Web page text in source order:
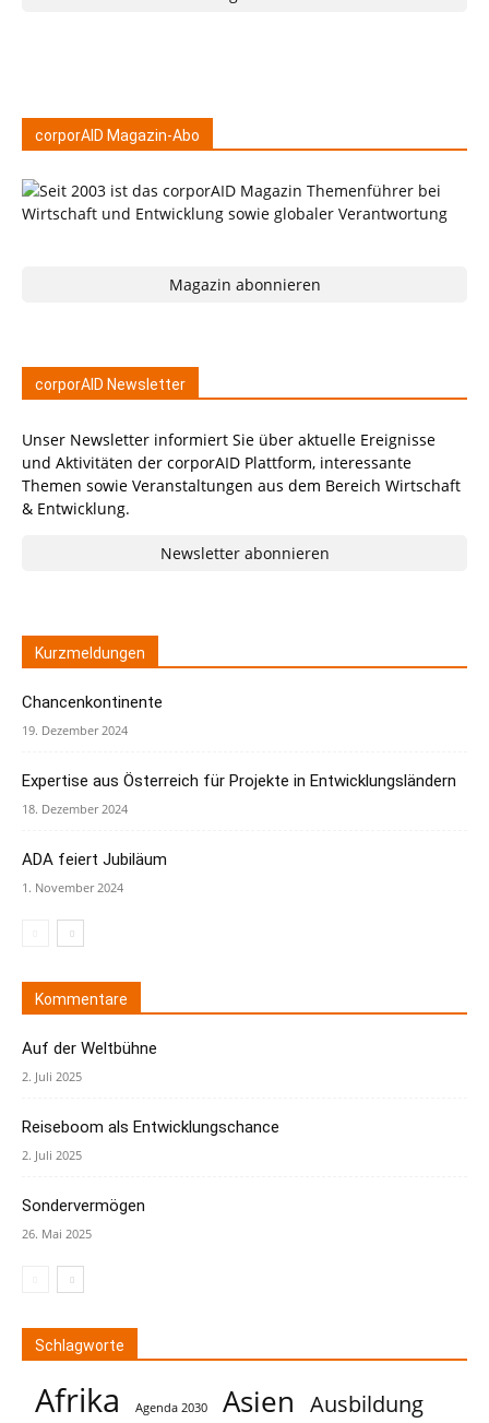
corporAID Magazin-Abo
Magazin abonnieren
corporAID Newsletter
Unser Newsletter informiert Sie über aktuelle Ereignisse
und Aktivitäten der corporAID Plattform, interessante
Themen sowie Veranstaltungen aus dem Bereich Wirtschaft
& Entwicklung.
Newsletter abonnieren
Kurzmeldungen
Chancenkontinente
19. Dezember 2024
Expertise aus Österreich für Projekte in Entwicklungsländern
18. Dezember 2024
ADA feiert Jubiläum
1. November 2024
Kommentare
Auf der Weltbühne
2. Juli 2025
Reiseboom als Entwicklungschance
2. Juli 2025
Sondervermögen
26. Mai 2025
Schlagworte
Afrika Agenda 2030 Asien Ausbildung